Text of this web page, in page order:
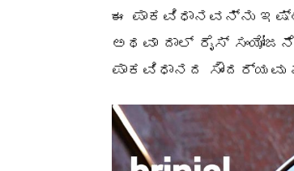
ಈ ಪಾಕವಿಧಾನವನ್ನು
ಅಥವಾ ದಾಲ್ ರೈಸ್
ಪಾಕವಿಧಾನದ